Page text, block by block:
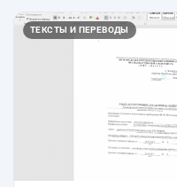
ТЕКСТЫ И ПЕРЕВОДЫ